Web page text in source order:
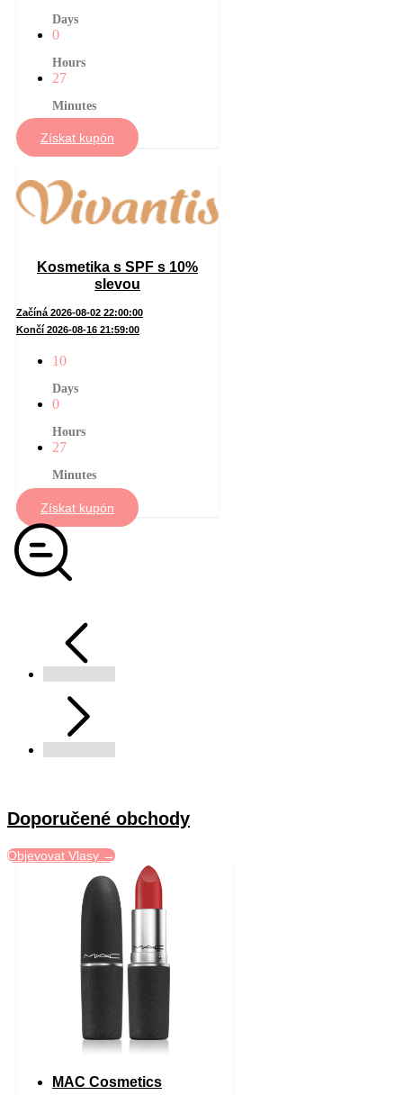
Days
0
Hours
27
Minutes
Získat kupón
Kosmetika s SPF s 10%
slevou
Začíná 2026-08-02 22:00:00
Končí 2026-08-16 21:59:00
10
Days
0
Hours
27
Minutes
Získat kupón
Doporučené obchody
Objevovat Vlasy →
MAC Cosmetics